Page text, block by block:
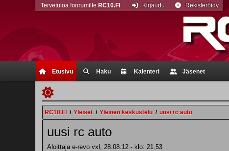
Etusivu Haku Kalenteri Jäsenet
Tervetuloa foorumille RC10.FI Kirjaudu Rekisteröidy
RC10.FI / Yleiset / Yleinen keskustelu / uusi rc auto
uusi rc auto
Aloittaja e-revo vxl, 28.08.12 - klo: 21.53